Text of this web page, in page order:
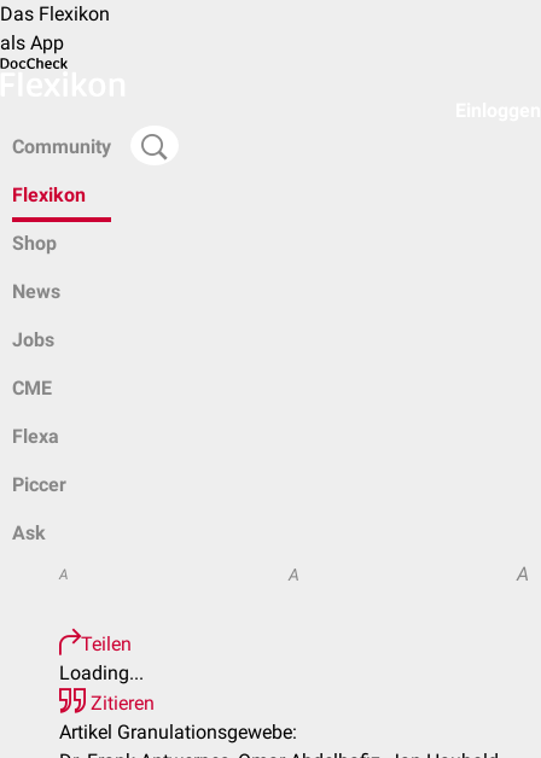
Das Flexikon
als App
Community
Flexikon
Shop
News
Jobs
CME
Flexa
Piccer
Ask
A A A
Teilen
Loading...
Zitieren
Artikel Granulationsgewebe: